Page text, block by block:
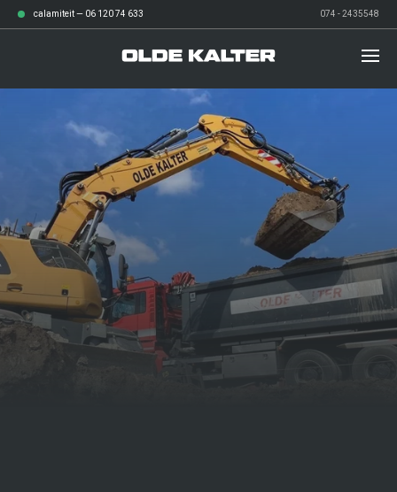
calamiteit — 06 120 74 633 074 - 2435548
diensten
Afvalbeheer
Grond- en sloopwerken
over ons
werken bij
verhalen